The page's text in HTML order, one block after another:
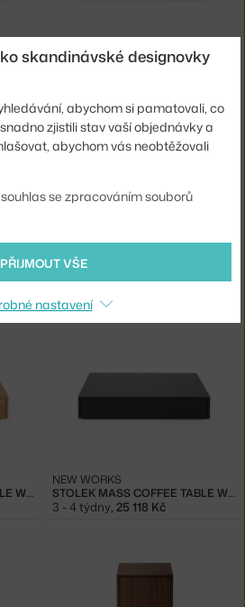
STOLEK MASS COFFEE TABLE HIGH W. DRAWER, OAK
NEW WORKS
STOLEK MASS, NATURAL WALNUT STOLEK MASS WIDE W. DRAWER, WALNUT
NEW WORKS
STOLEK MASS COFFEE TABLE WIDE W. DRAWER, OAK STOLEK MASS COFFEE TABLE WIDE W. DRAWER, BLACK OAK
NEW WORKS
3 - 4 týdny, 25 118 Kč
skandinávské designovky
abychom si pamatovali, co
zjistili stav vaší objednávky a
abychom vás neobtěžovali
se zpracováním souborů
PŘIJMOUT VŠE
nastavení